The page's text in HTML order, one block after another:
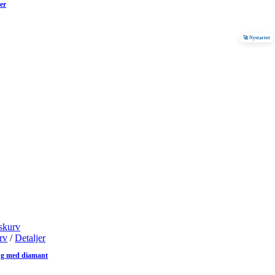
🚀 Nystartet
/ Detaljer
med diamant